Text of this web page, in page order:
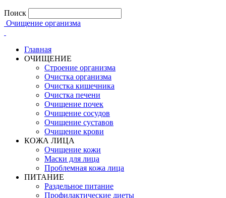
Поиск
Очищение организма
Главная
ОЧИЩЕНИЕ
Строение организма
Очистка организма
Очистка кишечника
Очистка печени
Очищение почек
Очищение сосудов
Очищение суставов
Очищение крови
КОЖА ЛИЦА
Очищение кожи
Маски для лица
Проблемная кожа лица
ПИТАНИЕ
Раздельное питание
Профилактические диеты